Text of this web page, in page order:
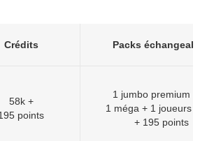
Crédits Packs
58k +
points
1 jumbo premium or
1 méga + 1 joueurs
+ 195 points